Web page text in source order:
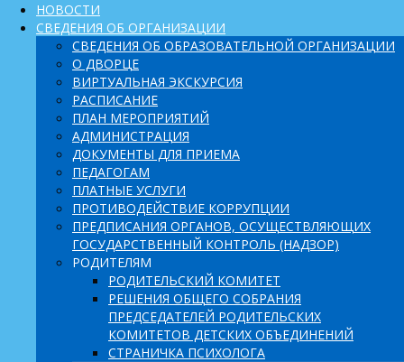
НОВОСТИ
СВЕДЕНИЯ ОБ ОРГАНИЗАЦИИ
СВЕДЕНИЯ ОБ ОБРАЗОВАТЕЛЬНОЙ ОРГАНИЗАЦИИ
О ДВОРЦЕ
ВИРТУАЛЬНАЯ ЭКСКУРСИЯ
РАСПИСАНИЕ
ПЛАН МЕРОПРИЯТИЙ
АДМИНИСТРАЦИЯ
ДОКУМЕНТЫ ДЛЯ ПРИЕМА
ПЕДАГОГАМ
ПЛАТНЫЕ УСЛУГИ
ПРОТИВОДЕЙСТВИЕ КОРРУПЦИИ
ПРЕДПИСАНИЯ ОРГАНОВ, ОСУЩЕСТВЛЯЮЩИХ
ГОСУДАРСТВЕННЫЙ КОНТРОЛЬ (НАДЗОР)
РОДИТЕЛЯМ
РОДИТЕЛЬСКИЙ КОМИТЕТ
РЕШЕНИЯ ОБЩЕГО СОБРАНИЯ
ПРЕДСЕДАТЕЛЕЙ РОДИТЕЛЬСКИХ
КОМИТЕТОВ ДЕТСКИХ ОБЪЕДИНЕНИЙ
СТРАНИЧКА ПСИХОЛОГА